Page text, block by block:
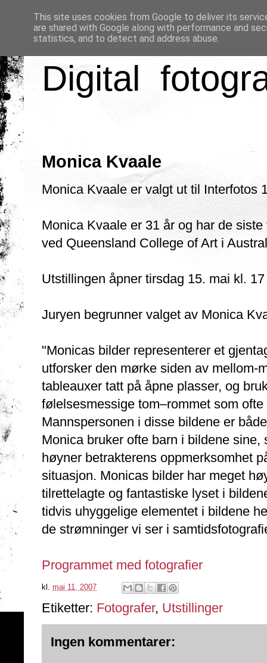
Digital
Monica Kvaale
Monica Kvaale er valgt ut til Interfotos
Monica Kvaale er 31 år og har de
ved Queensland College of Art i
Utstillingen åpner tirsdag 15. mai kl.
Juryen begrunner valget av Monica
"Monicas bilder representerer et
utforsker den mørke siden av mellom-
tableauxer tatt på åpne plasser, og
følelsesmessige tom–rommet som
Mannspersonen i disse bildene er
Monica bruker ofte barn i bildene
høyner betrakterens oppmerksomhet
situasjon. Monicas bilder har meget
tilrettelagte og fantastiske lyset i
tidvis uhyggelige elementet i bildene
de strømninger vi ser i
Programmet med fotografier
kl. mai 11, 2007
Etiketter: Fotografer, Utstillinger
Ingen kommentarer:
This site uses cookies from Google to deliver its
are shared with Google along with performance and
statistics, and to detect and address abuse.